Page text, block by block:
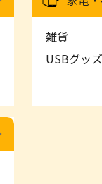
雑貨
USBグッ